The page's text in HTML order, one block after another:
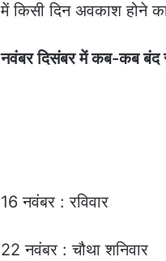
में किसी दिन अवकाश होने
नवंबर दिसंबर में कब-कब बंद
16 नवंबर : रविवार
22 नवंबर : चौथा शनिवार